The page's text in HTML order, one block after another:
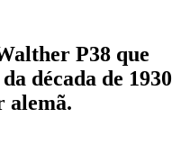
P38 que
década de 1930
alemã.